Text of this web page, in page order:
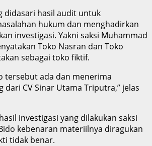
didasari hasil audit untuk
hukum dan menghadirkan
investigasi. Yakni saksi Muhammad
Toko Nasran dan Toko
sebagai toko fiktif.
tersebut ada dan menerima
dari CV Sinar Utama Triputra,” jelas
investigasi yang dilakukan saksi
kebenaran materiilnya diragukan
tidak benar.